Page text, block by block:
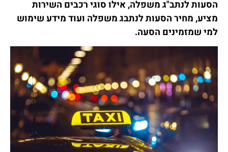
הסעות לנתב"ג משפלה, אילו סוגי רכבים השירות
מציע, מחיר הסעות לנתבג משפלה ועוד מידע שימוש
למי שמזמינים הסעה.